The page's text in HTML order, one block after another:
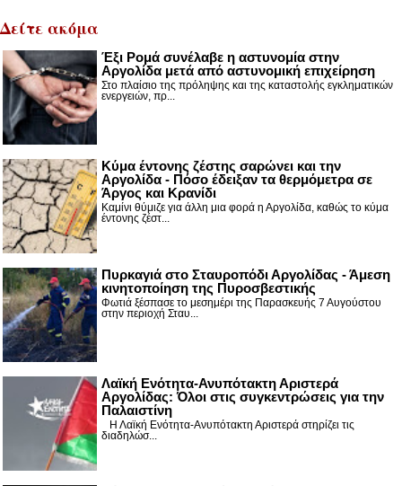
Δείτε ακόμα
Έξι Ρομά συνέλαβε η αστυνομία στην
Αργολίδα μετά από αστυνομική επιχείρηση
Στο πλαίσιο της πρόληψης και της καταστολής εγκληματικών
ενεργειών, πρ...
Κύμα έντονης ζέστης σαρώνει και την
Αργολίδα - Πόσο έδειξαν τα θερμόμετρα σε
Άργος και Κρανίδι
Καμίνι θύμιζε για άλλη μια φορά η Αργολίδα, καθώς το κύμα
έντονης ζέστ...
Πυρκαγιά στο Σταυροπόδι Αργολίδας - Άμεση
κινητοποίηση της Πυροσβεστικής
Φωτιά ξέσπασε το μεσημέρι της Παρασκευής 7 Αυγούστου
στην περιοχή Σταυ...
Λαϊκή Ενότητα-Ανυπότακτη Αριστερά
Αργολίδας: Όλοι στις συγκεντρώσεις για την
Παλαιστίνη
Η Λαϊκή Ενότητα-Ανυπότακτη Αριστερά στηρίζει τις
διαδηλώσ...